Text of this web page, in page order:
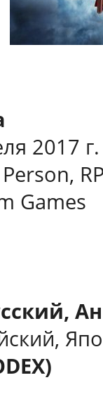
2017 г.
Games